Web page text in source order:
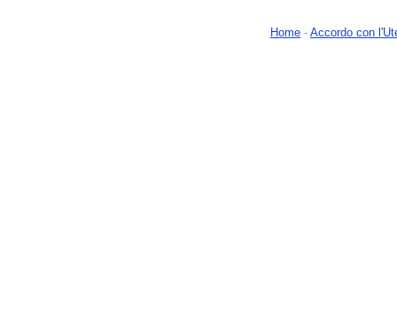
Home - Accordo con